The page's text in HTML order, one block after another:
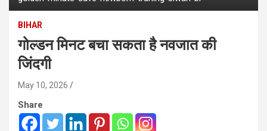
BIHAR
गोल्डन मिनट बचा सकता है नवजात की
जिंदगी
May 10, 2026
Share